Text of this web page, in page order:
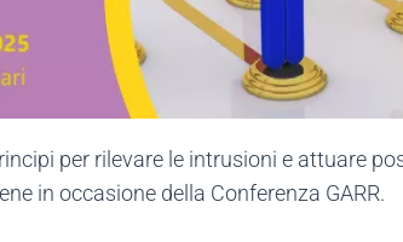
per rilevare le intrusioni e attuare
in occasione della Conferenza GARR.